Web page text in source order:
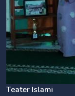
Teater Islami